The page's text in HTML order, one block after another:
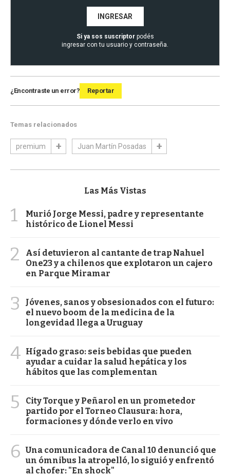
INGRESAR
Si ya sos suscriptorpodés
ingresar con tu usuario y contraseña.
¿Encontraste un error? Reportar
Temas relacionados
premium Juan Martín Posadas
Las Más Vistas
1
Murió Jorge Messi, padre y representante
histórico de Lionel Messi
2
Así detuvieron al cantante de trap Nahuel
One23 y a chilenos que explotaron un cajero
en Parque Miramar
3
Jóvenes, sanos y obsesionados con el futuro:
el nuevo boom de la medicina de la
longevidad llega a Uruguay
4 Hígado graso: seis bebidas que pueden
ayudar a cuidar la salud hepática y los
hábitos que las complementan
5
City Torque y Peñarol en un prometedor
partido por el Torneo Clausura: hora,
formaciones y dónde verlo en vivo
6 Una comunicadora de Canal 10 denunció que
un ómnibus la atropelló, lo siguió y enfrentó
al chofer: "En shock"